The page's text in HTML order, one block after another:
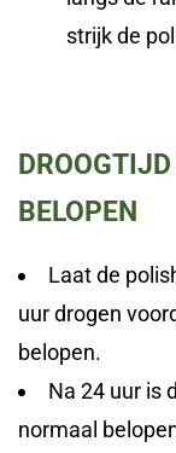
strijk de
BELOPEN
Laat de
uur drogen
belopen.
Na 24 uur is
normaal